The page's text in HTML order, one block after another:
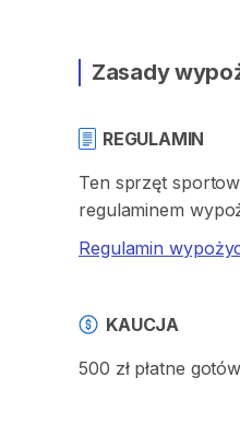
Zasady
REGULAMIN
Ten sprzęt
regulaminem
Regulamin
KAUCJA
500 zł płatne